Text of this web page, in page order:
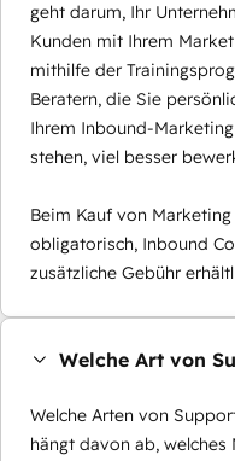
geht darum, Ihr
Kunden mit Ihrem
mithilfe der
Beratern, die Sie
Ihrem Inbound-
stehen, viel besser
Beim Kauf von
obligatorisch, Inbound
zusätzliche Gebühr
Welche Art von
Welche Arten von
hängt davon ab,